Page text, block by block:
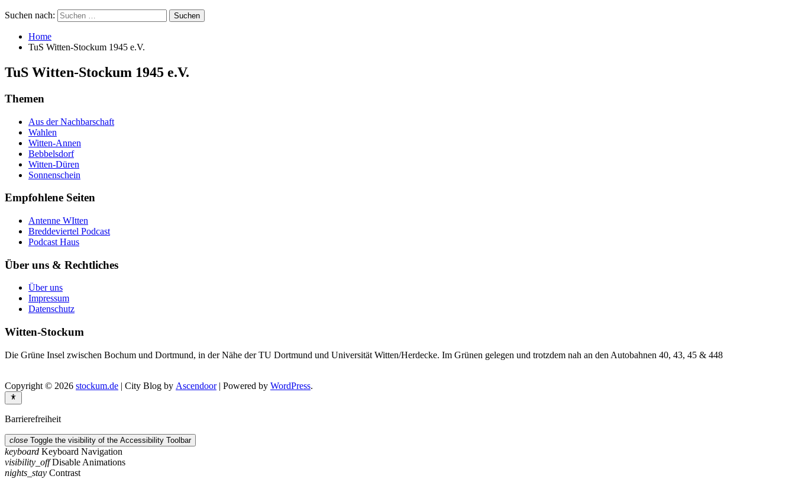
Suchen nach:
Home
TuS Witten-Stockum 1945 e.V.
TuS Witten-Stockum 1945 e.V.
Themen
Aus der Nachbarschaft
Wahlen
Witten-Annen
Bebbelsdorf
Witten-Düren
Sonnenschein
Empfohlene Seiten
Antenne WItten
Breddeviertel Podcast
Podcast Haus
Über uns & Rechtliches
Über uns
Impressum
Datenschutz
Witten-Stockum
Die Grüne Insel zwischen Bochum und Dortmund, in der Nähe der TU Dortmund und Universität Witten/Herdecke. Im Grünen gelegen und trotzdem nah an den Autobahnen 40, 43, 45 & 448
Copyright © 2026 stockum.de | City Blog by Ascendoor| Powered by WordPress.
Barrierefreiheit
close Toggle the visibility of the Accessibility Toolbar
keyboard Keyboard Navigation
visibility_off Disable Animations
nights_stay Contrast